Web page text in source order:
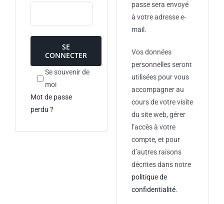
Se souvenir de
moi
SE
CONNECTER
Mot de passe
perdu ?
passe sera envoyé
à votre adresse e-
mail.
Vos données
personnelles seront
utilisées pour vous
accompagner au
cours de votre visite
du site web, gérer
l’accès à votre
compte, et pour
d’autres raisons
décrites dans notre
politique de
confidentialité.